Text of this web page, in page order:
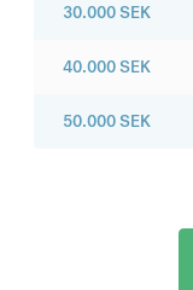
30.000SEK
40.000SEK
50.000SEK